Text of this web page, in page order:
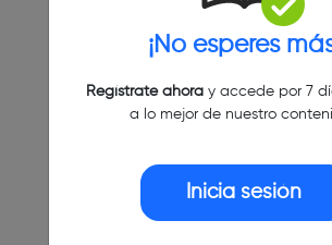
¡No esperes
Regístrate ahoray accede por 7
a lo mejor de nuestro
Inicia sesión